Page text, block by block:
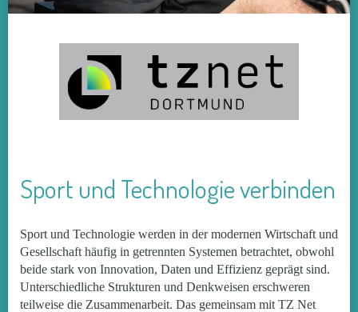
Sport und Technologie verbinden
Sport und Technologie werden in der modernen Wirtschaft und
Gesellschaft häufig in getrennten Systemen betrachtet, obwohl
beide stark von Innovation, Daten und Effizienz geprägt sind.
Unterschiedliche Strukturen und Denkweisen erschweren
teilweise die Zusammenarbeit. Das gemeinsam mit TZ Net